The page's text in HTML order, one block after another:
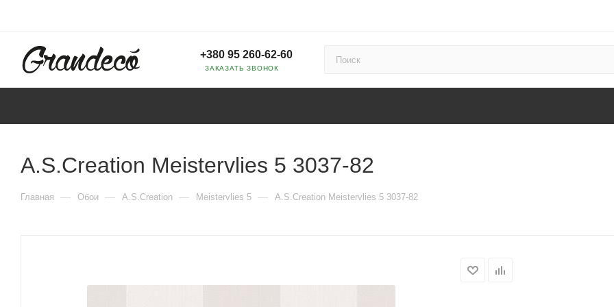
+380 95 260-62-60
ЗАКАЗАТЬ ЗВОНОК
A.S.Creation Meistervlies 5 3037-82
Главная — Обои — A.S.Creation — Meistervlies 5 — A.S.Creation Meistervlies 5 3037-82